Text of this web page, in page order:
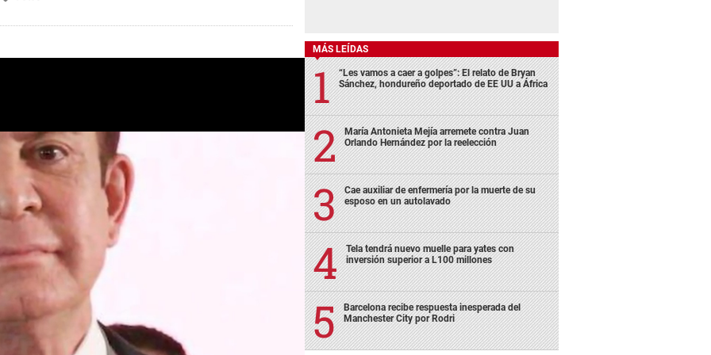
MÁS LEÍDAS
“Les vamos a caer a golpes”: El relato de Bryan
Sánchez, hondureño deportado de EE UU a África
María Antonieta Mejía arremete contra Juan
Orlando Hernández por la reelección
Cae auxiliar de enfermería por la muerte de su
esposo en un autolavado
Tela tendrá nuevo muelle para yates con
inversión superior a L100 millones
Barcelona recibe respuesta inesperada del
Manchester City por Rodri